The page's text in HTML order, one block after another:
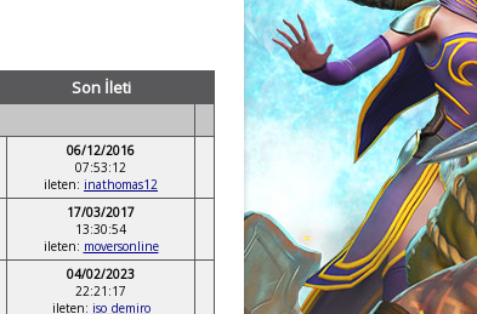
Son İleti
06/12/2016
07:53:12
ileten: inathomas12
17/03/2017
13:30:54
ileten: moversonline
04/02/2023
22:21:17
ileten: iso_demiro